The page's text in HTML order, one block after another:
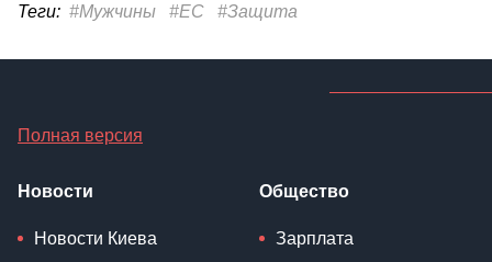
Теги: #Мужчины #ЕС #Защита
Полная версия
Новости
Новости Киева
Общество
Зарплата